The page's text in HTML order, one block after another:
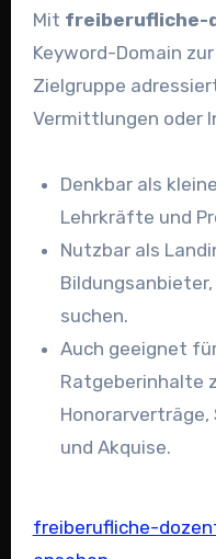
Mit freiberufliche-
Keyword-Domain
Zielgruppe
Vermittlungen oder
Denkbar als
Lehrkräfte und
Nutzbar als
suchen.
Auch geeignet
Ratgeberinhalte
und Akquise.
freiberufliche-